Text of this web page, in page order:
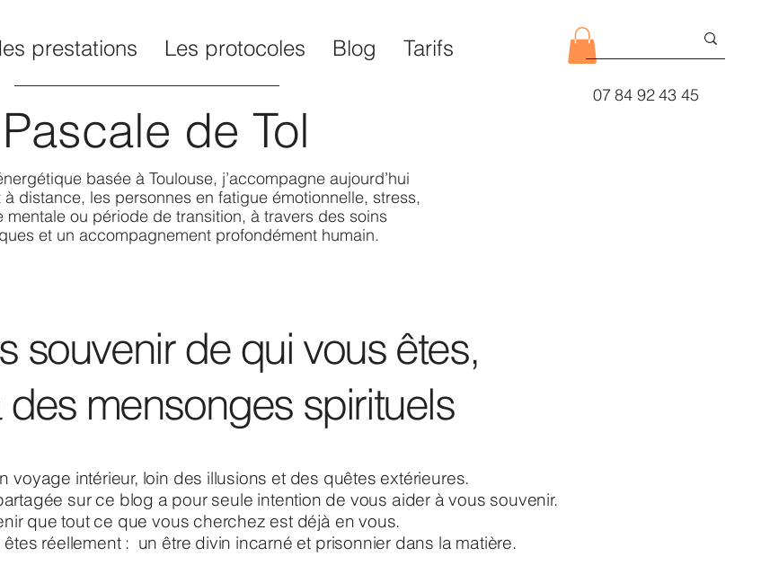
prestations Les protocoles Blog Tarifs
Pascale de Tol
basée à Toulouse, j’accompagne aujourd’hui
distance, les personnes en fatigue émotionnelle, stress,
mentale ou période de transition, à travers des soins
et un accompagnement profondément humain.
07 84 92 43 45
souvenir de qui vous êtes,
mensonges spirituels
voyage intérieur, loin des illusions et des quêtes extérieures.
sur ce blog a pour seule intention de vous aider à vous souvenir.
que tout ce que vous cherchez est déjà en vous.
réellement : un être divin incarné et prisonnier dans la matière.